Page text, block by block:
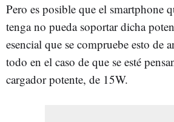
Pero es posible que el smartphone
tenga no pueda soportar dicha
esencial que se compruebe esto de
todo en el caso de que se esté
cargador potente, de 15W.